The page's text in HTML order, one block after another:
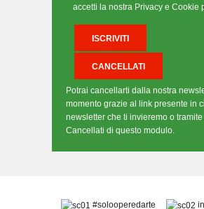
accetti la nostra Privacy e Cookie
Potrai cancellarti dalla nostra
momento grazie al link presente in
newsletter che ti invieremo o
Cancellati di questo modulo.
#solooperedarte